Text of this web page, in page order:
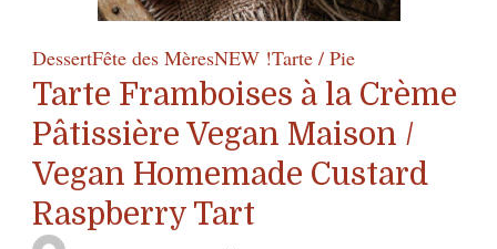
DessertFête des MèresNEW !Tarte / Pie
Tarte Framboises à la Crème
Pâtissière Vegan Maison /
Vegan Homemade Custard
Raspberry Tart